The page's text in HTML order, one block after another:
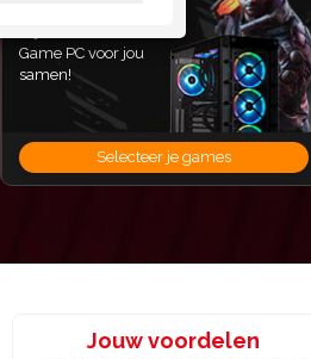
Game PC voor jou
samen!
Selecteer je games
Jouw voordelen